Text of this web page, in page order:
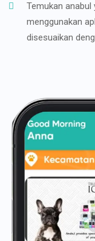
Temukan anabul
menggunakan
disesuaikan